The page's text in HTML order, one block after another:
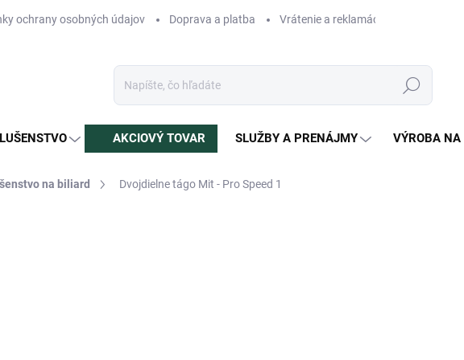
ochrany osobných údajov Doprava a platba Vrátenie a reklamácia
Hľadať
AKCIOVÝ TOVAR SLUŽBY A PRENÁJMY VÝROBA NA
na biliard Dvojdielne tágo Mit - Pro Speed 1